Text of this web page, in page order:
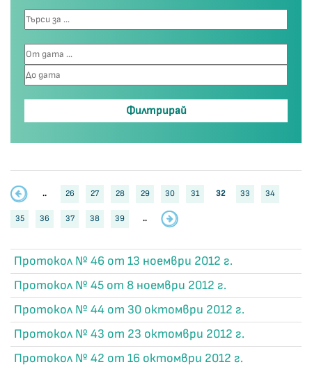
.. 26 27 28 29 30 31 32 33 34
35 36 37 38 39 ..
Протокол № 46 от 13 ноември 2012 г.
Протокол № 45 от 8 ноември 2012 г.
Протокол № 44 от 30 октомври 2012 г.
Протокол № 43 от 23 октомври 2012 г.
Протокол № 42 от 16 октомври 2012 г.